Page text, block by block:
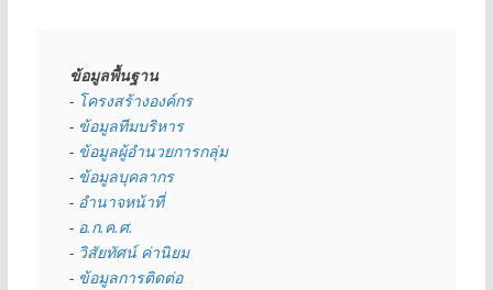
ข้อมูลพื้นฐาน
- โครงสร้างองค์กร
- ข้อมูลทีมบริหาร
- ข้อมูลผู้อำนวยการกลุ่ม
- ข้อมูลบุคลากร
- อำนาจหน้าที่
- อ.ก.ค.ศ.
- วิสัยทัศน์ ค่านิยม
- ข้อมูลการติดต่อ